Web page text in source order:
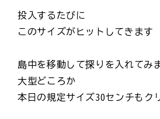
投入するたびに
このサイズがヒットしてきます
島中を移動して探りを入れてみ
大型どころか
本日の規定サイズ30センチもク